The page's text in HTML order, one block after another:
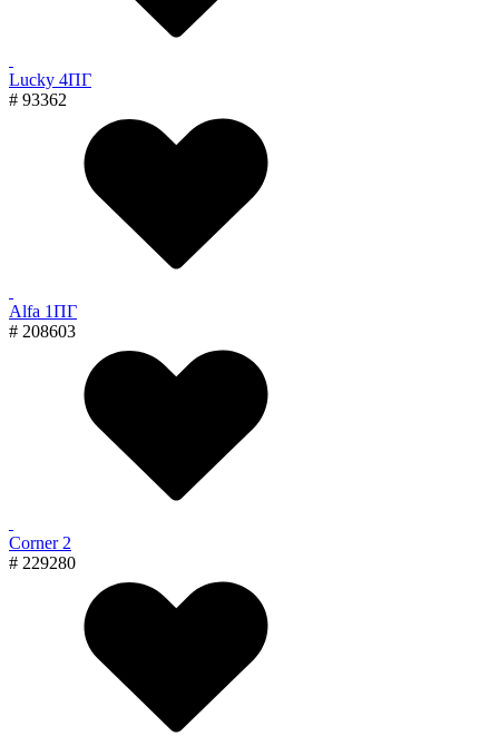
Lucky 4ПГ
# 93362
Alfa 1ПГ
# 208603
Corner 2
# 229280